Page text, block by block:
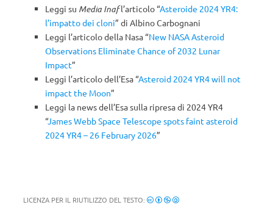
Leggi su Media Inafl’articolo “Asteroide 2024 YR4:
l’impatto dei cloni” di Albino Carbognani
Leggi l’articolo della Nasa “New NASA Asteroid
Observations Eliminate Chance of 2032 Lunar
Impact”
Leggi l’articolo dell’Esa “Asteroid 2024 YR4 will not
impact the Moon”
Leggi la news dell’Esa sulla ripresa di 2024 YR4
“James Webb Space Telescope spots faint asteroid
2024 YR4 – 26 February 2026”
LICENZA PER IL RIUTILIZZO DEL TESTO: